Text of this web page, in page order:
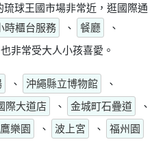
球王國市場非常近，逛國際通
時櫃台服務 、 餐廳
、
也非常受大人小孩喜愛。
、 沖繩縣立博物館
、
際大道店 、 金城町石疊道
、
樂園 、 波上宮 、
福州園